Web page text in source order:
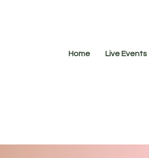
Home Live Events